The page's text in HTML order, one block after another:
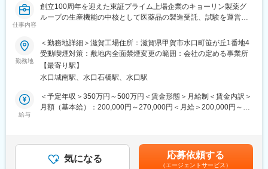
続ける企業を目指しているため、従業員のワークライフバランス
の充実を大切に考えております。
AI発注システムなどで業務を効率化しており、残業は月平均15.5
時間。
希望休も通りやすく、月数回の土日休みもOK。心身ともにゆとり
を持って働けます。
連休から選べます。趣味も存分に楽しむことが可能です！
ら、お客様の声をたくさん聞き、お客様の一番そばにいるのは売
場スタッフだからです。
販売商品の選定、価格、陳列方法、商品の組み合わせ、演出の仕
仕事内容
創立100周年を迎えた東証プライム上場企業のキョーリン製薬グ
ループの生産機能の中核として医薬品の製造受託、試験を運営し
生産体制を徹底。
残業15時間程度／食堂あり
■業務概要
当社滋賀工場にて、医薬品製造の製剤工程のオペレーションを担
当いただきます。錠剤・顆粒・点鼻製剤といった医薬品の製造工
程において、造粒、打錠、検査、コーティングなどのいずれかの
フト勤務となります。
勤務地
＜勤務地詳細＞滋賀工場住所：滋賀県甲賀市水口町笹が丘1番地4
受動喫煙対策：敷地内全面禁煙変更の範囲：会社の定める事業所
【最寄り駅】
水口城南駅、水口石橋駅、水口駅
給与
＜予定年収＞350万円～500万円＜賃金形態＞月給制＜賃金内訳＞
月額（基本給）：200,000円～270,000円＜月給＞200,000円～
月）、賞与年2回（7月・12月）賃金はあくまでも目安の金額であ
り、選考を通じて上下する可能性があります。月給(月額)は固定手
気になる 応募依頼する
（エージェントサービス）